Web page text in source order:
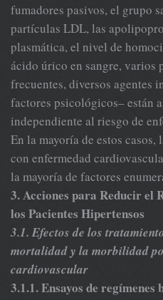
fumadores pasivos, el grupo
partículas LDL, las
plasmática, el nivel de
ácido úrico en sangre, varios
frecuentes, diversos agentes
factores psicológicos– están
independiente al riesgo de
En la mayoría de estos
con enfermedad
la mayoría de factores
3. Acciones para Reducir el
los Pacientes Hipertensos
3.1. Efectos de los
mortalidad y la morbilidad
cardiovascular
3.1.1. Ensayos de